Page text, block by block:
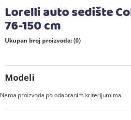
Lorelli auto sedište
76-150 cm
Ukupan broj proizvoda: (0)
Modeli
Nema proizvoda po odabranim kriterijumima